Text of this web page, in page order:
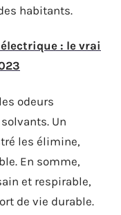
habitants.
: le vrai
odeurs
Un
les élimine,
En somme,
et respirable,
de vie durable.